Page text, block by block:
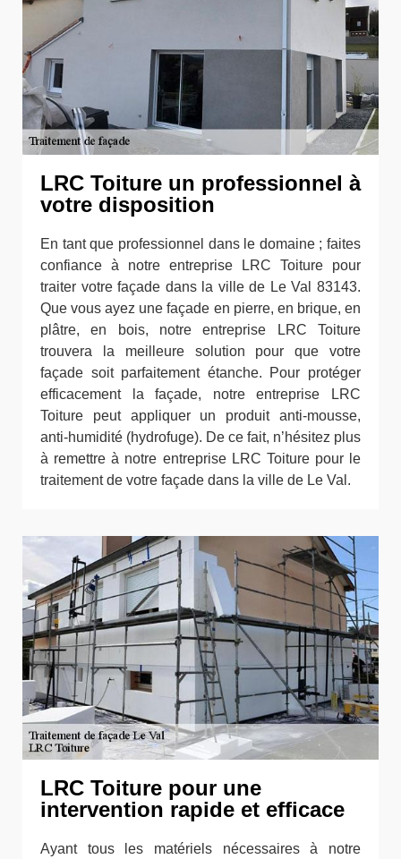
LRC Toiture un professionnel à
votre disposition
En tant que professionnel dans le domaine ; faites
confiance à notre entreprise LRC Toiture pour
traiter votre façade dans la ville de Le Val 83143.
Que vous ayez une façade en pierre, en brique, en
plâtre, en bois, notre entreprise LRC Toiture
trouvera la meilleure solution pour que votre
façade soit parfaitement étanche. Pour protéger
efficacement la façade, notre entreprise LRC
Toiture peut appliquer un produit anti-mousse,
anti-humidité (hydrofuge). De ce fait, n’hésitez plus
à remettre à notre entreprise LRC Toiture pour le
traitement de votre façade dans la ville de Le Val.
LRC Toiture pour une
intervention rapide et efficace
Ayant tous les matériels nécessaires à notre